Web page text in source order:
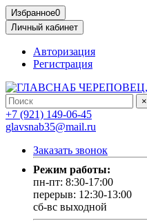
Избранное0
Личный кабинет
Авторизация
Регистрация
×
+7 (921) 149-06-45
glavsnab35@mail.ru
Заказать звонок
Режим работы:
пн-пт: 8:30-17:00
перерыв: 12:30-13:00
сб-вс выходной